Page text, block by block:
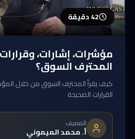
42 دقيقة
مؤشرات، إشارات،
المحترف السوق؟
كيف يقرأ المحترف السوق من خلال
القرارات الصحيحة
المضيف
أ. محمد الميموني